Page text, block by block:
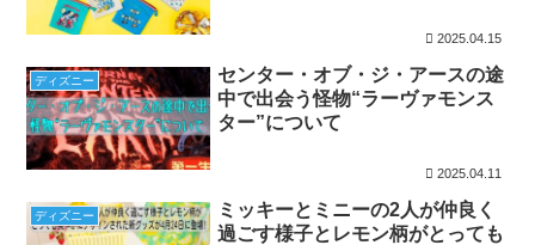
2025.04.15
ディズニー
センター・オブ・ジ・アースの途
中で出会う怪物“ラーヴァモンス
ター”について
2025.04.11
ディズニー
ミッキーとミニーの2人が仲良く
過ごす様子とレモン柄がとっても